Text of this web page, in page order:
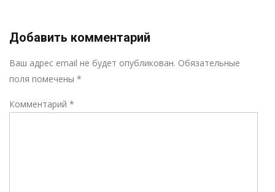
Добавить комментарий
Ваш адрес email не будет опубликован. Обязательные
поля помечены *
Комментарий *